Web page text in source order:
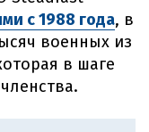
с 1988 года, в
военных из
в шаге